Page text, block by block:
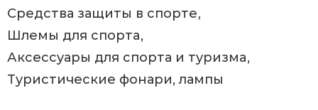
Средства защиты в спорте
Шлемы для спорта
Аксессуары для спорта и туризма
Туристические фонари, лампы